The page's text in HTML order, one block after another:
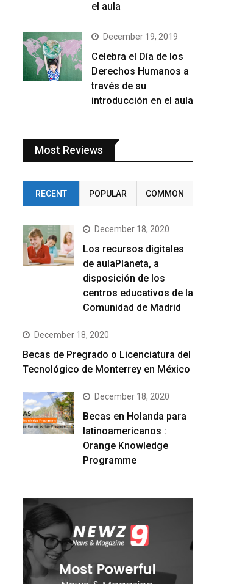
el aula
December 19, 2019
Celebra el Día de los
Derechos Humanos a
través de su
introducción en el aula
Most Reviews
RECENT POPULAR COMMON
December 18, 2020
Los recursos digitales
de aulaPlaneta, a
disposición de los
centros educativos de la
Comunidad de Madrid
December 18, 2020
Becas de Pregrado o Licenciatura del
Tecnológico de Monterrey en México
December 18, 2020
Becas en Holanda para
latinoamericanos :
Orange Knowledge
Programme